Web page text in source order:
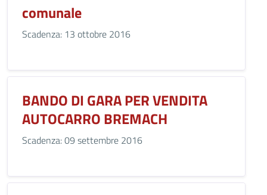
comunale
Scadenza: 13 ottobre 2016
BANDO DI GARA PER VENDITA
AUTOCARRO BREMACH
Scadenza: 09 settembre 2016